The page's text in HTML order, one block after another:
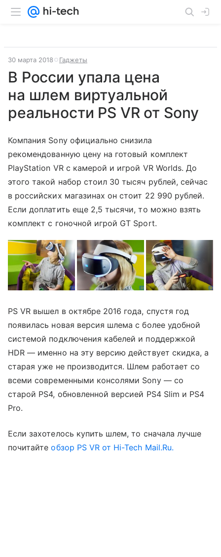
30 марта 2018 Гаджеты
В России упала цена
на шлем виртуальной
реальности PS VR от Sony
Компания Sony официально снизила
рекомендованную цену на готовый комплект
PlayStation VR с камерой и игрой VR Worlds. До
этого такой набор стоил 30 тысяч рублей, сейчас
в российских магазинах он стоит 22 990 рублей.
Если доплатить еще 2,5 тысячи, то можно взять
комплект с гоночной игрой GT Sport.
PS VR вышел в октябре 2016 года, спустя год
появилась новая версия шлема с более удобной
системой подключения кабелей и поддержкой
HDR — именно на эту версию действует скидка, а
старая уже не производится. Шлем работает со
всеми современными консолями Sony — со
старой PS4, обновленной версией PS4 Slim и PS4
Pro.
Если захотелось купить шлем, то сначала лучше
почитайтеобзор PS VR от Hi-Tech Mail.Ru.